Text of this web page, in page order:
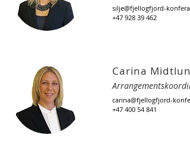
silje@fjellogfjord-
+47 928 39 462
Carina
carina@fjellogfjord-
+47 400 54 841